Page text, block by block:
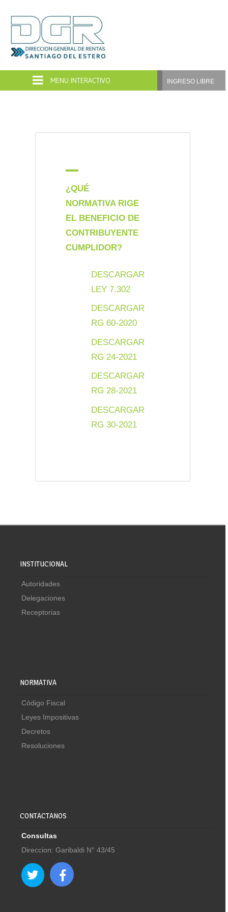
INGRESO LIBRE
A
¿QUÉ
NORMATIVA RIGE
EL BENEFICIO DE
CONTRIBUYENTE
CUMPLIDOR?
DESCARGAR
LEY 7.302
DESCARGAR
RG 60-2020
DESCARGAR
RG 24-2021
DESCARGAR
RG 28-2021
DESCARGAR
RG 30-2021
INSTITUCIONAL
Autoridades
Delegaciones
Receptorias
NORMATIVA
Código Fiscal
Leyes Impositivas
Decretos
Resoluciones
CONTACTANOS
Consultas
Direccion: Garibaldi N° 43/45